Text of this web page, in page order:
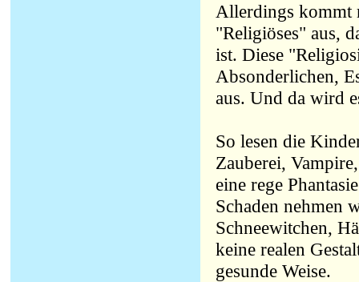
Allerdings kommt
"Religiöses" aus,
ist. Diese
Absonderlichen,
aus. Und da wird
So lesen die
Zauberei,
eine rege
Schaden nehmen
Schneewitchen,
keine realen
gesunde Weise.